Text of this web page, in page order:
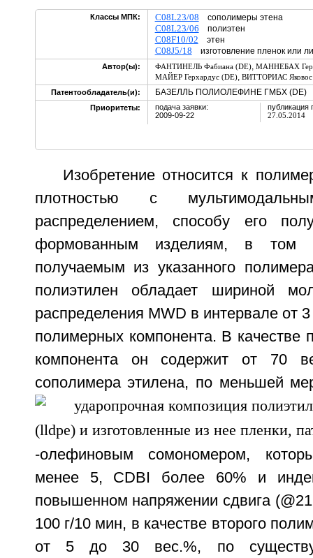
Классы МПК: C08L23/08 сополимеры этена
C08L23/06 полиэтен
C08F10/02 этен
C08J5/18 изготовление пленок или
Автор(ы): ФАНТИНЕЛЬ Фабиана (DE), МАННЕБАХ
МАЙЕР Герхардус (DE), ВИТТОРИАС Яковос
Патентообладатель(и):
БАЗЕЛЛЬ ПОЛИОЛЕФИНЕ ГМБХ (DE)
Приоритеты:
подача заявки:
2009-09-22
публикация
27.05.2014
Изобретение относится к
плотностью с
распределением, способу его
формованным изделиям, в том
получаемым из указанного
полиэтилен обладает шириной
распределения MWD в интервале от
полимерных компонента. В качестве
компонента он содержит от 70
сополимера этилена, по меньшей
-олефиновым сомономером,
менее 5, CDBI более 60% и
повышенном напряжении сдвига
100 г/10 мин, в качестве второго
от 5 до 30 вес.%, по существу,